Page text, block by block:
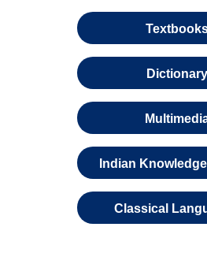
Dictionary
Indian
Classical